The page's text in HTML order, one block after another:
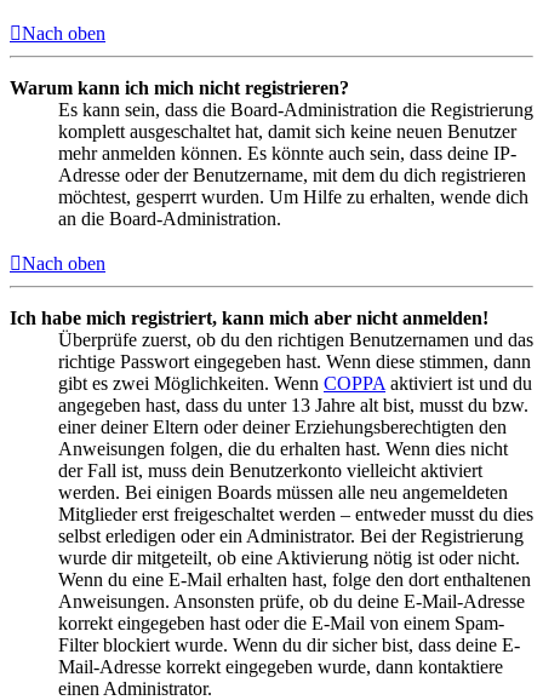
Nach oben
Warum kann ich mich nicht registrieren?
Es kann sein, dass die Board-Administration die Registrierung
komplett ausgeschaltet hat, damit sich keine neuen Benutzer
mehr anmelden können. Es könnte auch sein, dass deine IP-
Adresse oder der Benutzername, mit dem du dich registrieren
möchtest, gesperrt wurden. Um Hilfe zu erhalten, wende dich
an die Board-Administration.
Nach oben
Ich habe mich registriert, kann mich aber nicht anmelden!
Überprüfe zuerst, ob du den richtigen Benutzernamen und das
richtige Passwort eingegeben hast. Wenn diese stimmen, dann
gibt es zwei Möglichkeiten. Wenn COPPA aktiviert ist und du
angegeben hast, dass du unter 13 Jahre alt bist, musst du bzw.
einer deiner Eltern oder deiner Erziehungsberechtigten den
Anweisungen folgen, die du erhalten hast. Wenn dies nicht
der Fall ist, muss dein Benutzerkonto vielleicht aktiviert
werden. Bei einigen Boards müssen alle neu angemeldeten
Mitglieder erst freigeschaltet werden – entweder musst du dies
selbst erledigen oder ein Administrator. Bei der Registrierung
wurde dir mitgeteilt, ob eine Aktivierung nötig ist oder nicht.
Wenn du eine E-Mail erhalten hast, folge den dort enthaltenen
Anweisungen. Ansonsten prüfe, ob du deine E-Mail-Adresse
korrekt eingegeben hast oder die E-Mail von einem Spam-
Filter blockiert wurde. Wenn du dir sicher bist, dass deine E-
Mail-Adresse korrekt eingegeben wurde, dann kontaktiere
einen Administrator.